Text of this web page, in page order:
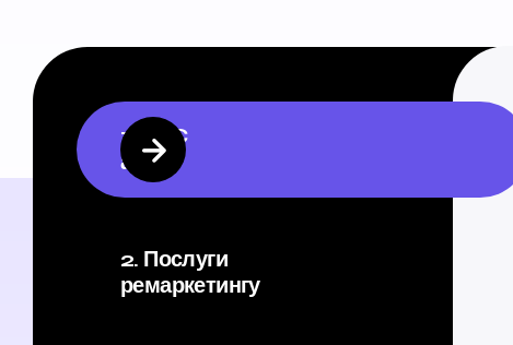
1. PPC
аудит
2. Послуги
ремаркетингу